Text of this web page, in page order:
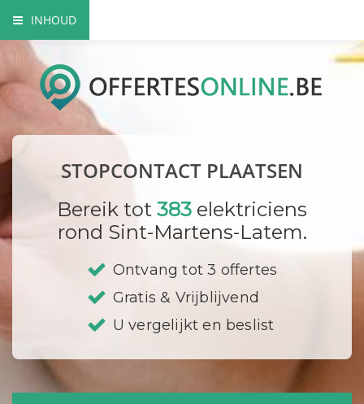
INHOUD
Het nut van extra contactdozen
Waarom beroep doen op een vakman?
Elektriciteitskeuring nodig?
Waar plaats ik mijn stopcontacten?
Hoe vervang ik een contactdoos?
STOPCONTACT PLAATSEN
Bereik tot 383 elektriciens
rond Sint-Martens-Latem.
Ontvang tot 3 offertes
Gratis & Vrijblijvend
U vergelijkt en beslist